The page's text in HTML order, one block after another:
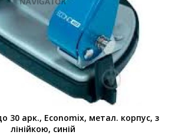
30 арк., Economix, метал. корпус, з
лінійкою, синій